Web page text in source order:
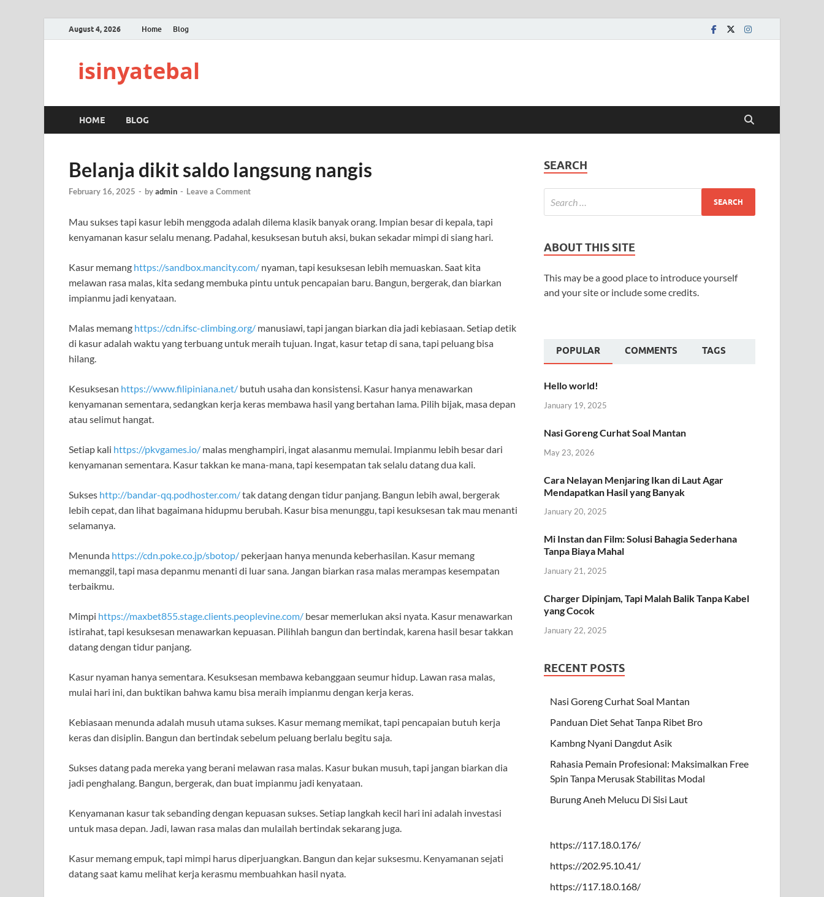
August 4, 2026 Home Blog
isinyatebal
HOME BLOG
Belanja dikit saldo langsung nangis
February 16, 2025 - byadmin - Leave a Comment
Mau sukses tapi kasur lebih menggoda adalah dilema klasik banyak orang. Impian besar di kepala, tapi
kenyamanan kasur selalu menang. Padahal, kesuksesan butuh aksi, bukan sekadar mimpi di siang hari.
Kasur memang https://sandbox.mancity.com/ nyaman, tapi kesuksesan lebih memuaskan. Saat kita
melawan rasa malas, kita sedang membuka pintu untuk pencapaian baru. Bangun, bergerak, dan biarkan
impianmu jadi kenyataan.
Malas memang https://cdn.ifsc-climbing.org/ manusiawi, tapi jangan biarkan dia jadi kebiasaan. Setiap detik
di kasur adalah waktu yang terbuang untuk meraih tujuan. Ingat, kasur tetap di sana, tapi peluang bisa
hilang.
Kesuksesan https://www.filipiniana.net/ butuh usaha dan konsistensi. Kasur hanya menawarkan
kenyamanan sementara, sedangkan kerja keras membawa hasil yang bertahan lama. Pilih bijak, masa depan
atau selimut hangat.
Setiap kali https://pkvgames.io/ malas menghampiri, ingat alasanmu memulai. Impianmu lebih besar dari
kenyamanan sementara. Kasur takkan ke mana-mana, tapi kesempatan tak selalu datang dua kali.
Sukses http://bandar-qq.podhoster.com/tak datang dengan tidur panjang. Bangun lebih awal, bergerak
lebih cepat, dan lihat bagaimana hidupmu berubah. Kasur bisa menunggu, tapi kesuksesan tak mau menanti
selamanya.
Menunda https://cdn.poke.co.jp/sbotop/ pekerjaan hanya menunda keberhasilan. Kasur memang
memanggil, tapi masa depanmu menanti di luar sana. Jangan biarkan rasa malas merampas kesempatan
terbaikmu.
Mimpi https://maxbet855.stage.clients.peoplevine.com/ besar memerlukan aksi nyata. Kasur menawarkan
istirahat, tapi kesuksesan menawarkan kepuasan. Pilihlah bangun dan bertindak, karena hasil besar takkan
datang dengan tidur panjang.
Kasur nyaman hanya sementara. Kesuksesan membawa kebanggaan seumur hidup. Lawan rasa malas,
mulai hari ini, dan buktikan bahwa kamu bisa meraih impianmu dengan kerja keras.
Kebiasaan menunda adalah musuh utama sukses. Kasur memang memikat, tapi pencapaian butuh kerja
keras dan disiplin. Bangun dan bertindak sebelum peluang berlalu begitu saja.
Sukses datang pada mereka yang berani melawan rasa malas. Kasur bukan musuh, tapi jangan biarkan dia
jadi penghalang. Bangun, bergerak, dan buat impianmu jadi kenyataan.
Kenyamanan kasur tak sebanding dengan kepuasan sukses. Setiap langkah kecil hari ini adalah investasi
untuk masa depan. Jadi, lawan rasa malas dan mulailah bertindak sekarang juga.
Kasur memang empuk, tapi mimpi harus diperjuangkan. Bangun dan kejar suksesmu. Kenyamanan sejati
datang saat kamu melihat kerja kerasmu membuahkan hasil nyata.
SEARCH
ABOUT THIS SITE
This may be a good place to introduce yourself
and your site or include some credits.
POPULAR COMMENTS TAGS
Hello world!
January 19, 2025
Nasi Goreng Curhat Soal Mantan
May 23, 2026
Cara Nelayan Menjaring Ikan di Laut Agar
Mendapatkan Hasil yang Banyak
January 20, 2025
Mi Instan dan Film: Solusi Bahagia Sederhana
Tanpa Biaya Mahal
January 21, 2025
Charger Dipinjam, Tapi Malah Balik Tanpa Kabel
yang Cocok
January 22, 2025
RECENT POSTS
Nasi Goreng Curhat Soal Mantan
Panduan Diet Sehat Tanpa Ribet Bro
Kambng Nyani Dangdut Asik
Rahasia Pemain Profesional: Maksimalkan Free
Spin Tanpa Merusak Stabilitas Modal
Burung Aneh Melucu Di Sisi Laut
https://117.18.0.176/
https://202.95.10.41/
https://117.18.0.168/